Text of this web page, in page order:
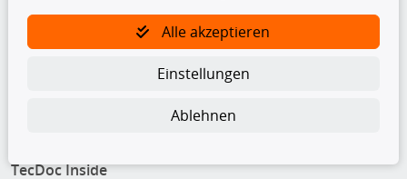
Bremsbeläge
TecDoc Inside
Alle akzeptieren
Einstellungen
Ablehnen